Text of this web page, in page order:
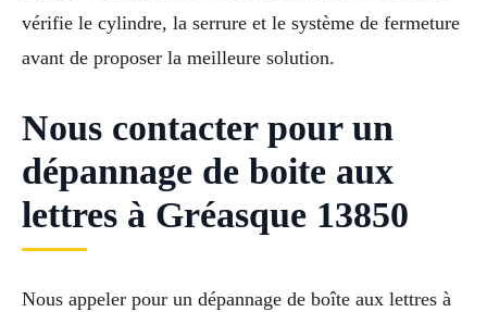
vérifie le cylindre, la serrure et le système de fermeture
avant de proposer la meilleure solution.
Nous contacter pour un
dépannage de boite aux
lettres à Gréasque 13850
Nous appeler pour un dépannage de boîte aux lettres à